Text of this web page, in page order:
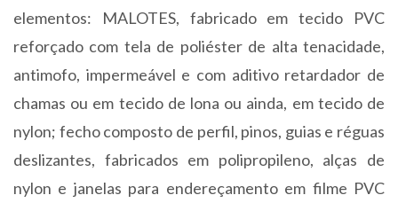
elementos: MALOTES, fabricado em tecido PVC
reforçado com tela de poliéster de alta tenacidade,
antimofo, impermeável e com aditivo retardador de
chamas ou em tecido de lona ou ainda, em tecido de
nylon; fecho composto de perfil, pinos, guias e réguas
deslizantes, fabricados em polipropileno, alças de
nylon e janelas para endereçamento em filme PVC